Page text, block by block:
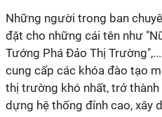
Những người trong ban
đặt cho những cái tên như
Tướng Phá Đảo Thị
cung cấp các khóa đào tạo
thị trường khó nhất, trở thành
dựng hệ thống đỉnh cao, xây